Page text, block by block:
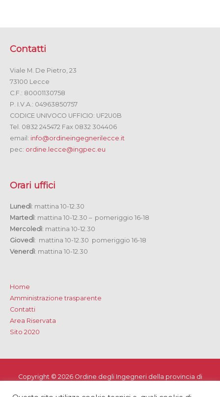
Contatti
Viale M. De Pietro, 23
73100 Lecce
C.F.: 80001130758
P. I.V.A.: 04963850757
CODICE UNIVOCO UFFICIO: UF2U0B
Tel. 0832 245472 Fax 0832 304406
email: info@ordineingegnerilecce.it
pec: ordine.lecce@ingpec.eu
Orari uffici
Lunedì: mattina 10-12.30
Martedì: mattina 10-12.30 – pomeriggio 16-18
Mercoledì: mattina 10-12.30
Giovedì: mattina 10-12.30 pomeriggio 16-18
Venerdì: mattina 10-12.30
Home
Amministrazione trasparente
Contatti
Area Riservata
Sito 2020
Copyright © 2026 Ordine degli Ingegneri della provincia di